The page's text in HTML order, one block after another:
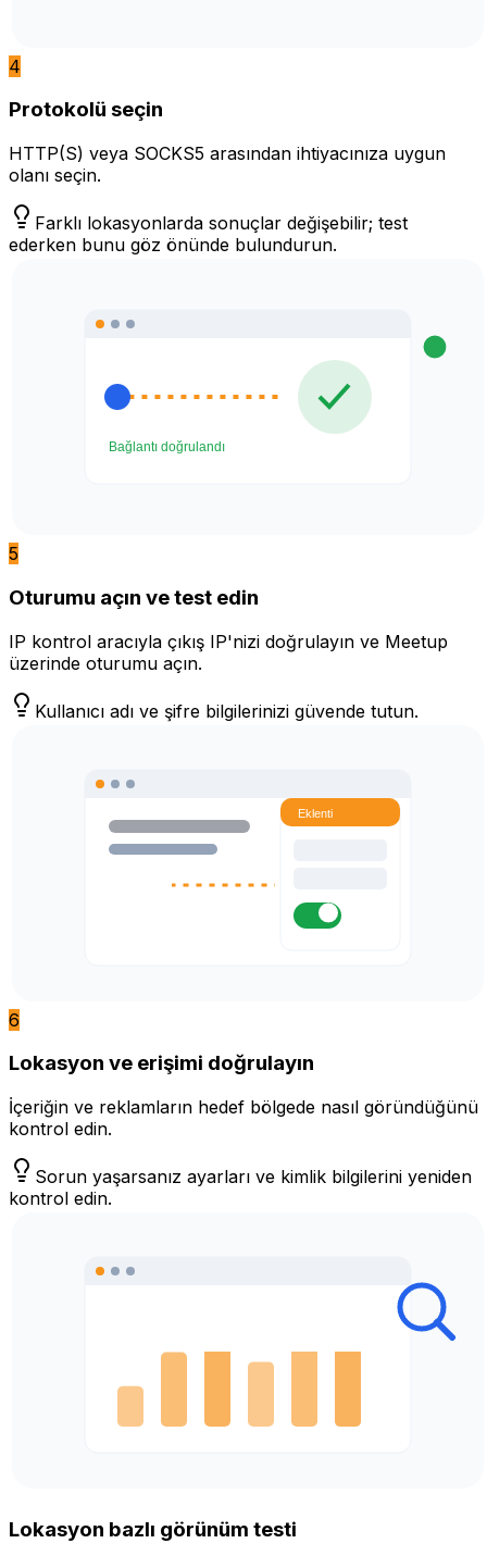
4
Protokolü seçin
HTTP(S) veya SOCKS5 arasından ihtiyacınıza uygun
olanı seçin.
Farklı lokasyonlarda sonuçlar değişebilir; test
ederken bunu göz önünde bulundurun.
5
Oturumu açın ve test edin
IP kontrol aracıyla çıkış IP'nizi doğrulayın ve Meetup
üzerinde oturumu açın.
Kullanıcı adı ve şifre bilgilerinizi güvende tutun.
6
Lokasyon ve erişimi doğrulayın
İçeriğin ve reklamların hedef bölgede nasıl göründüğünü
kontrol edin.
Sorun yaşarsanız ayarları ve kimlik bilgilerini yeniden
kontrol edin.
Lokasyon bazlı görünüm testi